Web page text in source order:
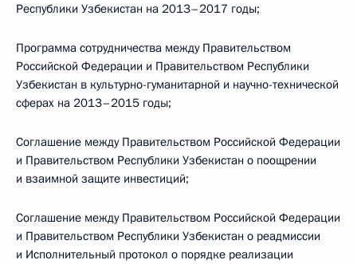
Республики Узбекистан на 2013–2017 годы;
Программа сотрудничества между Правительством
Российской Федерации и Правительством Республики
Узбекистан в культурно-гуманитарной и научно-технической
сферах на 2013–2015 годы;
Соглашение между Правительством Российской Федерации
и Правительством Республики Узбекистан о поощрении
и взаимной защите инвестиций;
Соглашение между Правительством Российской Федерации
и Правительством Республики Узбекистан о реадмиссии
и Исполнительный протокол о порядке реализации